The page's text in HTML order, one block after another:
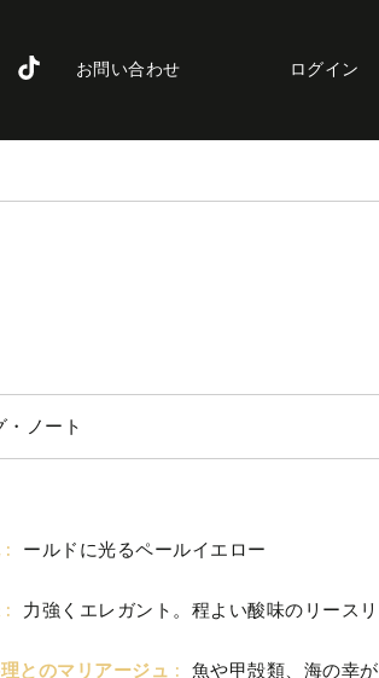
お問い合わせ ログイン
ノート
: ールドに光るペールイエロー
: 力強くエレガント。程よい酸味のリースリ
とのマリアージュ : 魚や甲殻類、海の幸